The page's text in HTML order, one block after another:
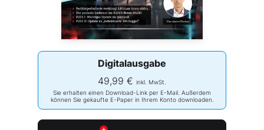
Digitalausgabe
49,99 € inkl. MwSt.
Sie erhalten einen Download-Link per E-Mail. Außerdem
können Sie gekaufte E-Paper in Ihrem Konto downloaden.